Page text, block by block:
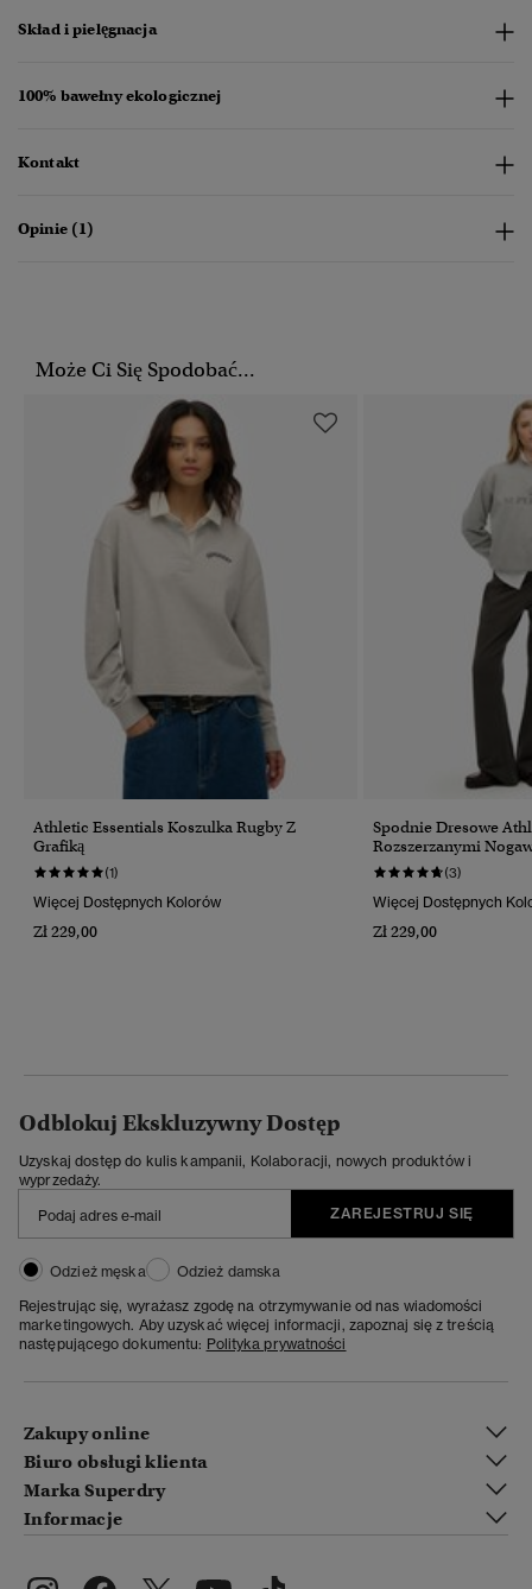
Skład i pielęgnacja
100% bawełny ekologicznej
Kontakt
Opinie (1)
Może Ci Się Spodobać...
Athletic Essentials Koszulka Rugby Z
Grafiką
(1)
Więcej Dostępnych Kolorów
Zł 229,00
Spodnie Dresowe
Rozszerzanymi
(3)
Więcej Dostępnych
Zł 229,00
Odblokuj Ekskluzywny Dostęp
Uzyskaj dostęp do kulis kampanii, Kolaboracji, nowych produktów i
wyprzedaży.
ZAREJESTRUJ SIĘ
Odzież męska
Odzież damska
Rejestrując się, wyrażasz zgodę na otrzymywanie od nas wiadomości
marketingowych. Aby uzyskać więcej informacji, zapoznaj się z treścią
następującego dokumentu: Polityka prywatności
Zakupy online
Biuro obsługi klienta
Marka Superdry
Informacje